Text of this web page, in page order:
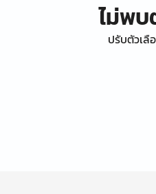
ไม่พ
ปรับตัวเลื